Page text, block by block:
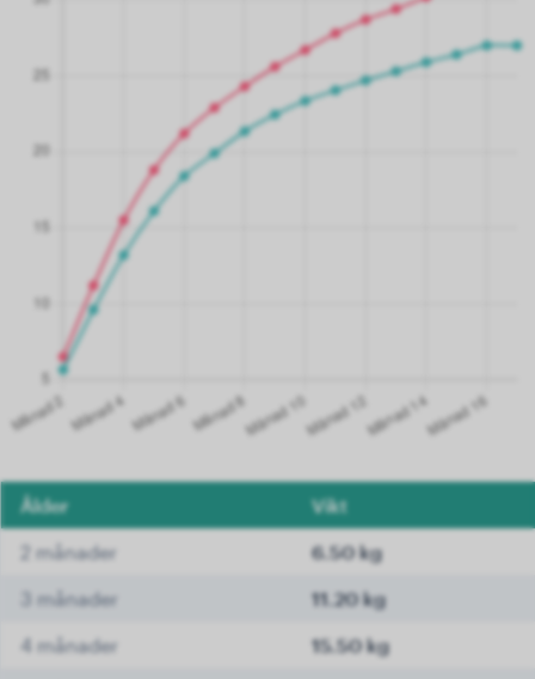
Ålder Vikt
2 månader 6.50 kg
3 månader 11.20 kg
4 månader 15.50 kg